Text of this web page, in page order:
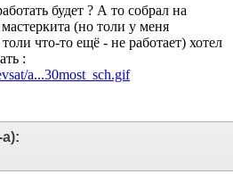
будет ? А то собрал на
(но толи у меня
что-то ещё - не работает) хотел
:
a...30most_sch.gif